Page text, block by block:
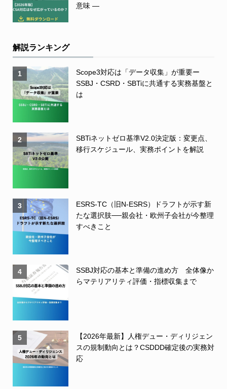
意味 ―
解説ランキング
1
Scope3対応は「データ収集」が重要ー
SSBJ・CSRD・SBTiに共通する実務基盤と
は
2
SBTiネットゼロ基準V2.0決定版：変更点、
移行スケジュール、実務ポイントを解説
3
ESRS-TC（旧N-ESRS）ドラフトが示す新
たな選択肢──親会社・欧州子会社が今整理
すべきこと
4
SSBJ対応の基本と準備の進め方 全体像か
らマテリアリティ評価・指標収集まで
5
【2026年最新】人権デュー・ディリジェン
スの規制動向とは？CSDDD確定後の実務対
応